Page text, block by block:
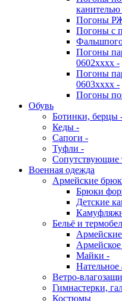
Погоны
Погоны с
Погоны
0602хххх -
Погоны
0603хххх -
Погоны
Обувь
Ботинки, берцы
Кеды -
Сапоги -
Туфли -
Сопутствующие
Военная одежда
Армейские
Брюки
Детские
Бельё и
Армейское
Майки -
Нательное
Ветро-
Гимнастерки,
Костюмы